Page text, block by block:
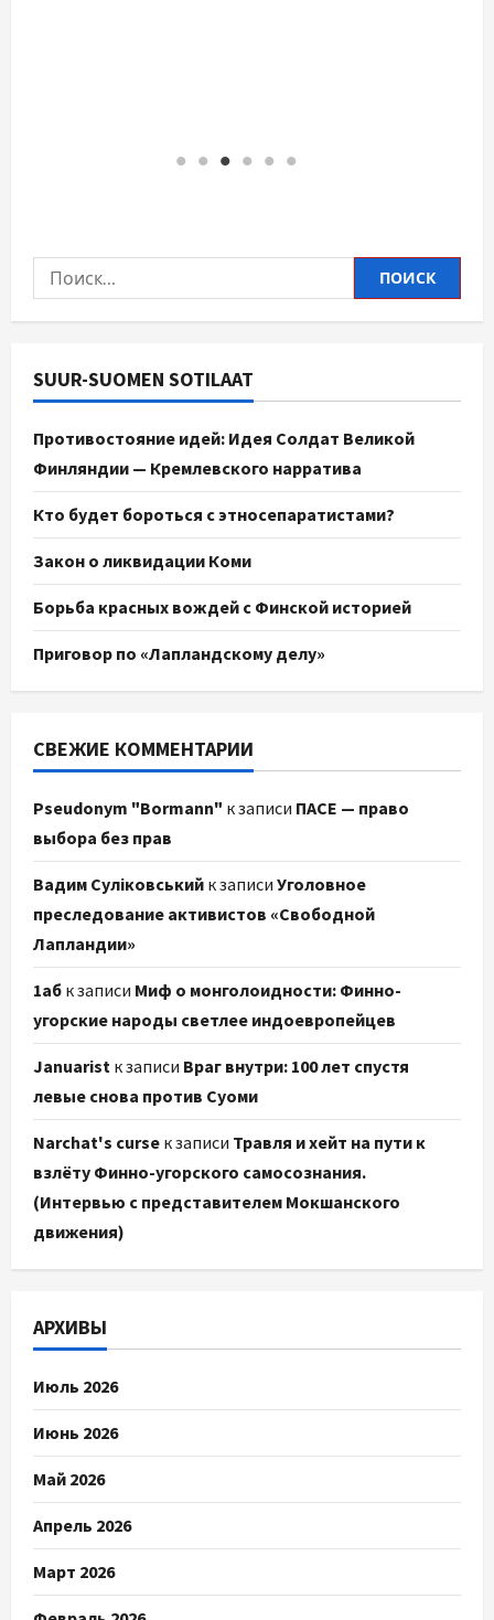
SUUR-SUOMEN SOTILAAT
Противостояние идей: Идея Солдат Великой
Финляндии — Кремлевского нарратива
Кто будет бороться с этносепаратистами?
Закон о ликвидации Коми
Борьба красных вождей с Финской историей
Приговор по «Лапландскому делу»
СВЕЖИЕ КОММЕНТАРИИ
Pseudonym "Bormann" к записи ПАСЕ — право
выбора без прав
Вадим Суліковський к записи Уголовное
преследование активистов «Свободной
Лапландии»
1аб к записи Миф о монголоидности: Финно-
угорские народы светлее индоевропейцев
Januarist к записи Враг внутри: 100 лет спустя
левые снова против Суоми
Narchat's curse к записи Травля и хейт на пути к
взлёту Финно-угорского самосознания.
(Интервью с представителем Мокшанского
движения)
АРХИВЫ
Июль 2026
Июнь 2026
Май 2026
Апрель 2026
Март 2026